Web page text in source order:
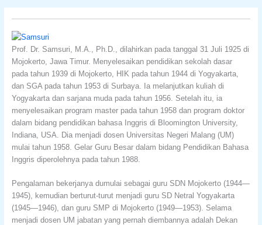
Prof. Dr. Samsuri, M.A., Ph.D., dilahirkan pada tanggal 31 Juli 1925 di
Mojokerto, Jawa Timur. Menyelesaikan pendidikan sekolah dasar
pada tahun 1939 di Mojokerto, HIK pada tahun 1944 di Yogyakarta,
dan SGA pada tahun 1953 di Surbaya. Ia melanjutkan kuliah di
Yogyakarta dan sarjana muda pada tahun 1956. Setelah itu, ia
menyelesaikan program master pada tahun 1958 dan program doktor
dalam bidang pendidikan bahasa Inggris di Bloomington University,
Indiana, USA. Dia menjadi dosen Universitas Negeri Malang (UM)
mulai tahun 1958. Gelar Guru Besar dalam bidang Pendidikan Bahasa
Inggris diperolehnya pada tahun 1988.
Pengalaman bekerjanya dumulai sebagai guru SDN Mojokerto (1944—
1945), kemudian berturut-turut menjadi guru SD Netral Yogyakarta
(1945—1946), dan guru SMP di Mojokerto (1949—1953). Selama
menjadi dosen UM jabatan yang pernah diembannya adalah Dekan